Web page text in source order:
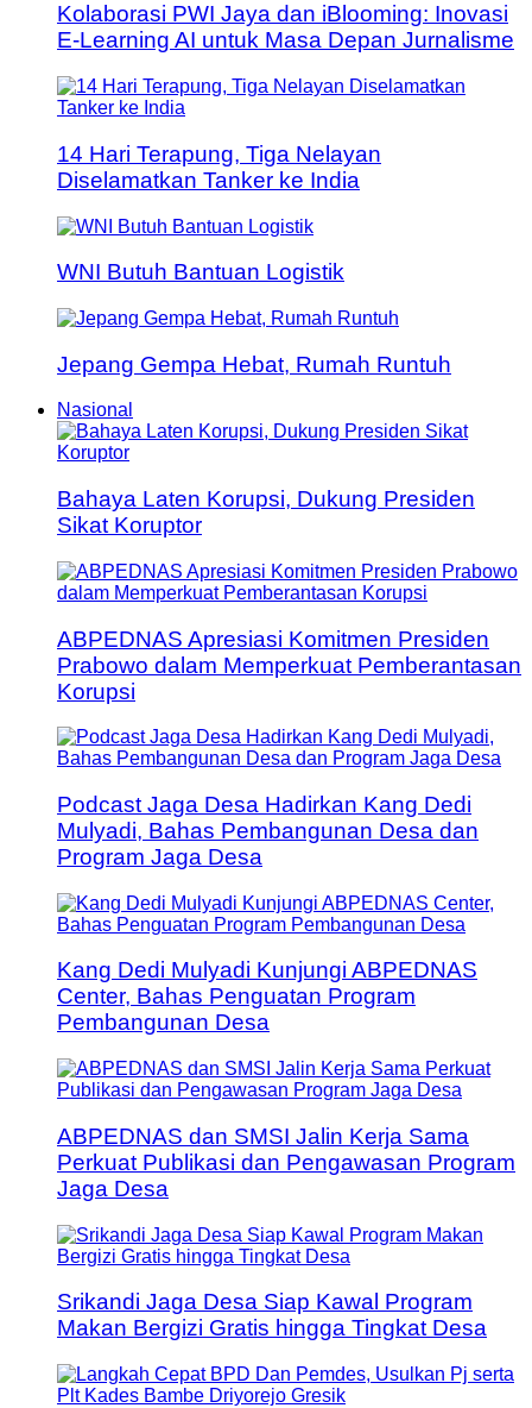
Kolaborasi PWI Jaya dan iBlooming: Inovasi
E-Learning AI untuk Masa Depan Jurnalisme
14 Hari Terapung, Tiga Nelayan
Diselamatkan Tanker ke India
WNI Butuh Bantuan Logistik
Jepang Gempa Hebat, Rumah Runtuh
Nasional
Bahaya Laten Korupsi, Dukung Presiden
Sikat Koruptor
ABPEDNAS Apresiasi Komitmen Presiden
Prabowo dalam Memperkuat Pemberantasan
Korupsi
Podcast Jaga Desa Hadirkan Kang Dedi
Mulyadi, Bahas Pembangunan Desa dan
Program Jaga Desa
Kang Dedi Mulyadi Kunjungi ABPEDNAS
Center, Bahas Penguatan Program
Pembangunan Desa
ABPEDNAS dan SMSI Jalin Kerja Sama
Perkuat Publikasi dan Pengawasan Program
Jaga Desa
Srikandi Jaga Desa Siap Kawal Program
Makan Bergizi Gratis hingga Tingkat Desa